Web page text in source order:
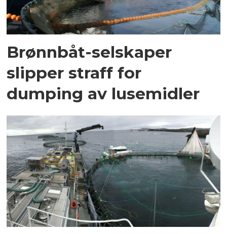
Brønnbåt-selskaper
slipper straff for
dumping av lusemidler